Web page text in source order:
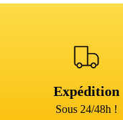
Expédition
Sous 24/48h !